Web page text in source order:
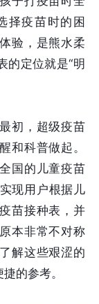
择疫苗时的困
验，是熊水柔
的定位就是“明
初，超级疫苗
和科普做起。
国的儿童疫苗
现用户根据儿
苗接种表，并
本非常不对称
解这些艰涩的
的参考。